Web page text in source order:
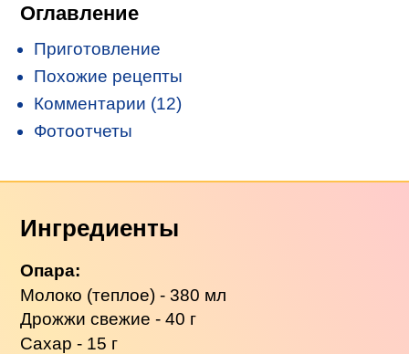
Оглавление
Приготовление
Похожие рецепты
Комментарии (12)
Фотоотчеты
Ингредиенты
Опара:
Молоко (теплое) - 380 мл
Дрожжи свежие - 40 г
Сахар - 15 г